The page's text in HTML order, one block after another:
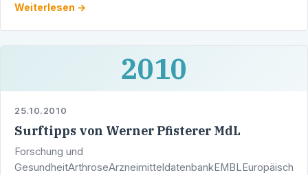
Weiterlesen →
2010
25.10.2010
Surftipps von Werner Pfisterer MdL
Forschung und
GesundheitArthroseArzneimitteldatenbankEMBLEuropäische